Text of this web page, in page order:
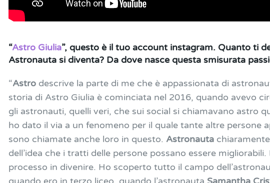
“Astro Giulia”, questo è il tuo account instagram. Quanto ti
Astronauta si diventa? Da dove nasce questa smisurata
“Astro descrive la parte di me che è appassionata di
storia di Astro Giulia è cominciata nel 2016, quando avevo
gli astronauti, quelli veri, che sui social si chiamavano astro
ho dato il via a un fenomeno per il quale tante altre persone
sono chiamate anche loro in questo. Astronauta
dell’idea che i tratti delle persone possano essere
processo in divenire. Ho scoperto tutto il campo